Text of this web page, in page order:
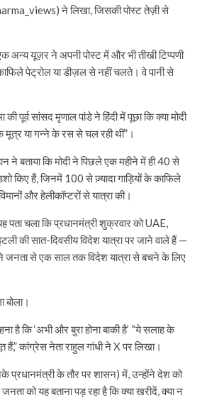
ने लिखा, जिसकी पोस्ट तेज़ी से
यूज़र ने अपनी पोस्ट में और भी तीखी टिप्पणी
पेट्रोल या डीज़ल से नहीं चलते। वे पानी से
पूर्व सांसद मृणाल पांडे ने हिंदी में पूछा कि क्या मोदी
मूत्र या गन्ने के रस से चल रही थीं”।
ने बताया कि मोदी ने पिछले एक महीने में ही 40 से
किए हैं, जिनमें 100 से ज़्यादा गाड़ियों के काफिले
और हेलीकॉप्टरों से यात्रा की।
चला कि प्रधानमंत्री शुक्रवार को UAE,
की सात-दिवसीय विदेश यात्रा पर जाने वाले हैं —
जनता से एक साल तक विदेश यात्रा से बचने के लिए
बोला।
है कि ‘अभी और बुरा होना बाकी है’ “ये सलाह के
हैं,” कांग्रेस नेता राहुल गांधी ने X पर लिखा।
प्रधानमंत्री के तौर पर शासन) में, उन्होंने देश को
को यह बताना पड़ रहा है कि क्या खरीदें, क्या न